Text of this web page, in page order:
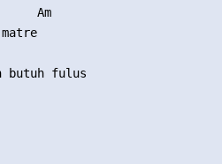
Am
butuh fulus